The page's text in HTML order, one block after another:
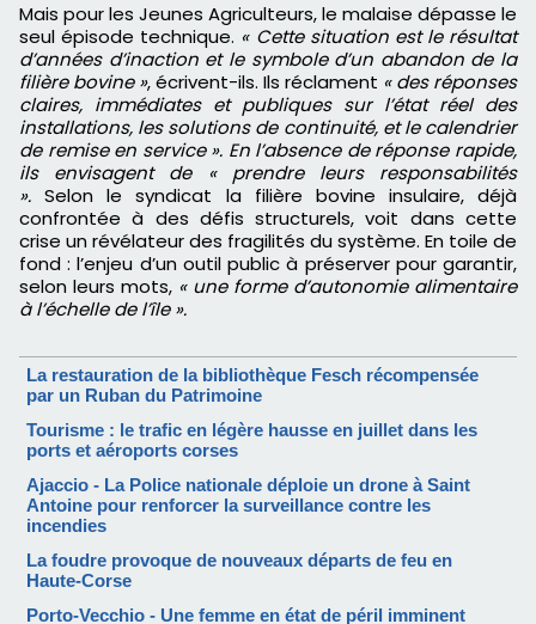
Mais pour les Jeunes Agriculteurs, le malaise dépasse le
seul épisode technique. « Cette situation est le résultat
d’années d’inaction et le symbole d’un abandon de la
filière bovine », écrivent-ils. Ils réclament « des réponses
claires, immédiates et publiques sur l’état réel des
installations, les solutions de continuité, et le calendrier
de remise en service ». En l’absence de réponse rapide,
ils envisagent de « prendre leurs responsabilités
». Selon le syndicat la filière bovine insulaire, déjà
confrontée à des défis structurels, voit dans cette
crise un révélateur des fragilités du système. En toile de
fond : l’enjeu d’un outil public à préserver pour garantir,
selon leurs mots, « une forme d’autonomie alimentaire
à l’échelle de l’île ».
La restauration de la bibliothèque Fesch récompensée
par un Ruban du Patrimoine
Tourisme : le trafic en légère hausse en juillet dans les
ports et aéroports corses
Ajaccio - La Police nationale déploie un drone à Saint
Antoine pour renforcer la surveillance contre les
incendies
La foudre provoque de nouveaux départs de feu en
Haute-Corse
Porto-Vecchio - Une femme en état de péril imminent